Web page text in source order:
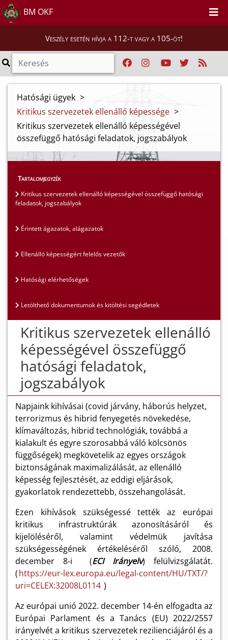
BM OKF
Veszély esetén hívja a 112-t vagy a 105-öt!
Hatósági ügyek >
Kritikus szervezetek ellenálló képessége >
Kritikus szervezetek ellenálló képességével
összefüggő hatósági feladatok, jogszabályok
Tartalomjegyzék
Kritikus szervezetek ellenálló képességével összefüggő hatósági
feladatok, jogszabályok
Érintett ágazatok, alágazatok
Ellenálló képességért felelős vezetők
Hatósági elérhetőségek
Letölthető dokumentumok és kitöltési segédletek
Kritikus szervezetek ellenálló
képességével összefüggő
hatósági feladatok,
jogszabályok
Napjaink kihívásai (covid járvány, háborús helyzet,
terrorizmus és hibrid fenyegetés növekedése,
klímaváltozás, hibrid technológiák, továbbá a
kialakult és egyre szorosabbá váló kölcsönös
függőségek) megkövetelik az egyes országok
biztonságának maximalizálását, az ellenálló
képesség fejlesztését, az eddigi eljárások,
gyakorlatok rendezettebb, összehangolását.
Ezen kihívások szükségessé tették az európai
kritikus infrastruktúrák azonosításáról és
kijelöléséről, valamint védelmük javítása
szükségességének értékeléséről szóló, 2008.
december 8-i (ECI Irányelv) felülvizsgálatát.
(https://eur-lex.europa.eu/legal-content/HU/TXT/?
uri=CELEX:32008L0114 )
Az európai unió 2022. december 14-én elfogadta az
Európai Parlament és a Tanács (EU) 2022/2557
irányelvét a kritikus szervezetek rezilienciájáról és a